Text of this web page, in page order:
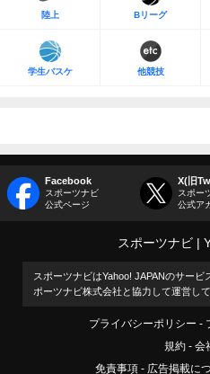
陸上 Bリーグ
学生バスケ 他競技
Facebook
スポーツナビ
公式ページ
X(旧
スポー
公式ア
スポーツナビ
スポーツナビはYahoo! JAPANのサー
ポーツナビ株式会社と協力して運営して
プライバシーポリシー
規約
会
免責事項
広告掲載に